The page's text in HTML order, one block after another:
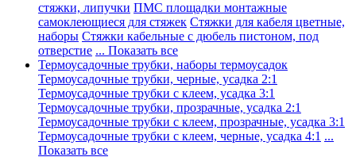
стяжки, липучки ПМС площадки монтажные
самоклеющиеся для стяжек Стяжки для кабеля цветные,
наборы Стяжки кабельные с дюбель пистоном, под
отверстие ... Показать все
Термоусадочные трубки, наборы термоусадок
Термоусадочные трубки, черные, усадка 2:1
Термоусадочные трубки с клеем, усадка 3:1
Термоусадочные трубки, прозрачные, усадка 2:1
Термоусадочные трубки с клеем, прозрачные, усадка 3:1
Термоусадочные трубки с клеем, черные, усадка 4:1 ...
Показать все